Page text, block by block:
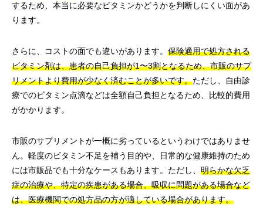
するため、本当に必要なビタミンかどうかを判断しにくい面があ
ります。
さらに、コストの面でも違いがあります。 保険適用で処方される
ビタミン剤は、患者の自己負担が1〜3割となるため、市販のサプ
リメントより費用が少なく済むことが多いです。ただし、自由診
療でのビタミン点滴などは全額自己負担となるため、比較的費用
がかかります。
市販のサプリメントが一概に劣っているというわけではありませ
ん。軽度のビタミン不足を補う目的や、日常的な健康維持のため
には市販品でも十分なケースもあります。ただし、 明らかな欠乏
症の治療や、特定の疾患がある場合、吸収に問題がある場合など
は、医療機関での処方品の方が適している場合があります。